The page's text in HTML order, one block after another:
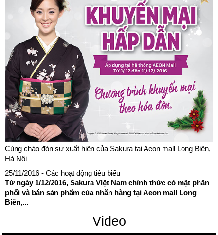
Cùng chào đón sự xuất hiện của Sakura tại Aeon mall Long Biên,
Hà Nội
25/11/2016 - Các hoạt động tiêu biểu
Từ ngày 1/12/2016, Sakura Việt Nam chính thức có mặt phân
phối và bán sản phẩm của nhãn hàng tại Aeon mall Long
Biên,...
Video